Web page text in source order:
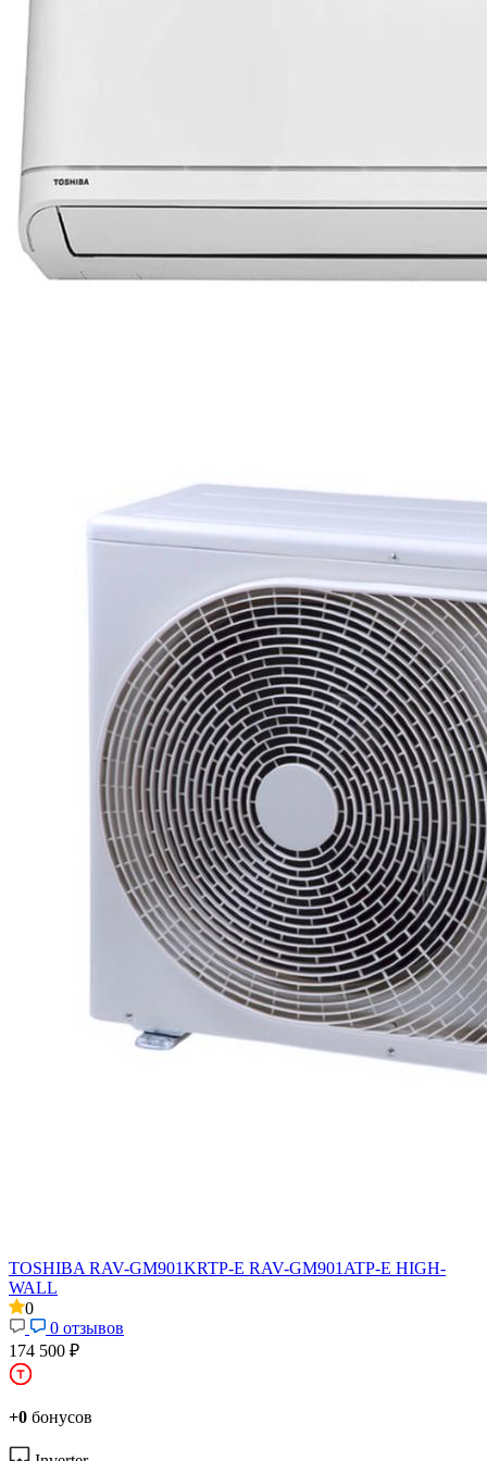
TOSHIBA RAV-GM901KRTP-E RAV-GM901ATP-E HIGH-
WALL
0
0 отзывов
174 500 ₽
+0 бонусов